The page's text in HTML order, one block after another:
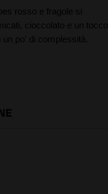
rosso e fragole si
cioccolato e un tocco
po' di complessità.